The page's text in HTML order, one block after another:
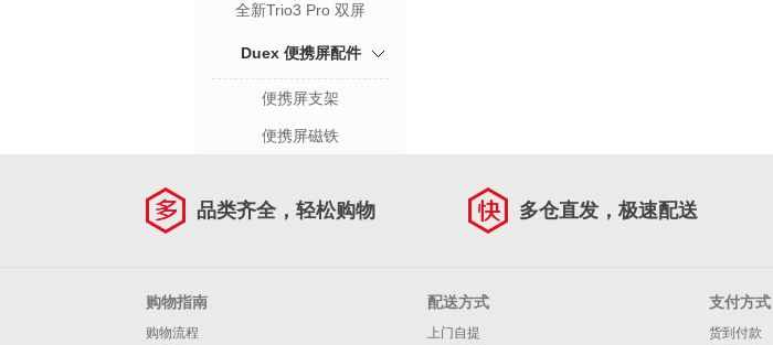
全新Trio3 Pro 双屏
Duex 便携屏配件
便携屏支架
便携屏磁铁
品类齐全，轻松购物 多仓直发，极速配送
购物指南
购物流程
配送方式
上门自提
支付方式
货到付款